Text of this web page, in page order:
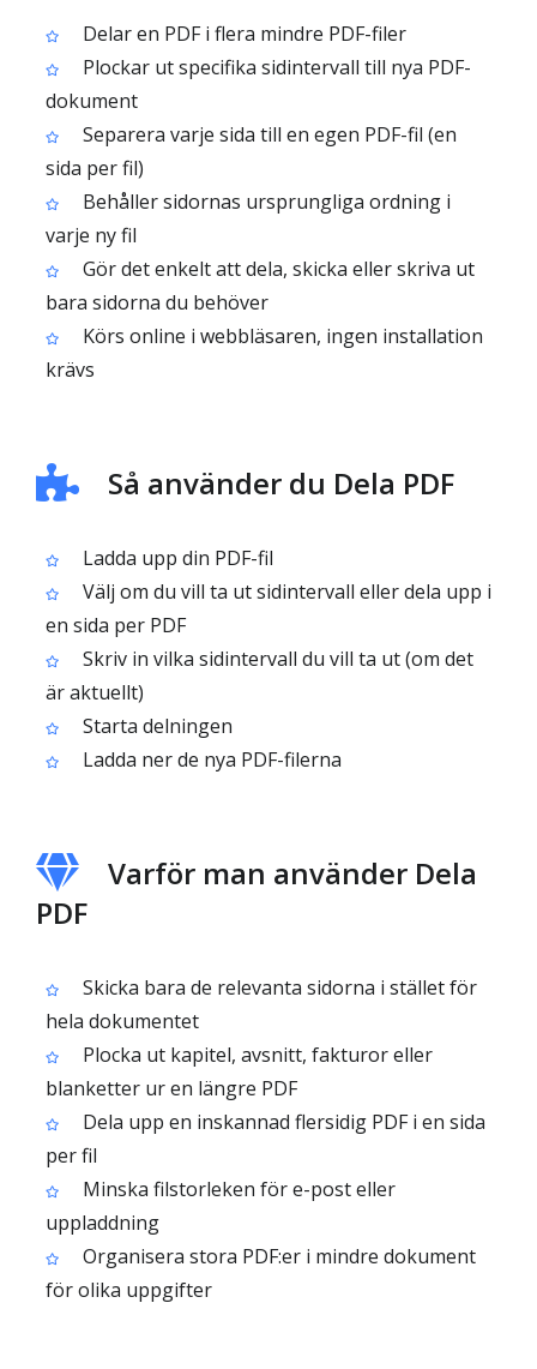
Delar en PDF i flera mindre PDF-filer
Plockar ut specifika sidintervall till nya PDF-
dokument
Separera varje sida till en egen PDF-fil (en
sida per fil)
Behåller sidornas ursprungliga ordning i
varje ny fil
Gör det enkelt att dela, skicka eller skriva ut
bara sidorna du behöver
Körs online i webbläsaren, ingen installation
krävs
Så använder du Dela PDF
Ladda upp din PDF-fil
Välj om du vill ta ut sidintervall eller dela upp i
en sida per PDF
Skriv in vilka sidintervall du vill ta ut (om det
är aktuellt)
Starta delningen
Ladda ner de nya PDF-filerna
Varför man använder Dela
PDF
Skicka bara de relevanta sidorna i stället för
hela dokumentet
Plocka ut kapitel, avsnitt, fakturor eller
blanketter ur en längre PDF
Dela upp en inskannad flersidig PDF i en sida
per fil
Minska filstorleken för e-post eller
uppladdning
Organisera stora PDF:er i mindre dokument
för olika uppgifter